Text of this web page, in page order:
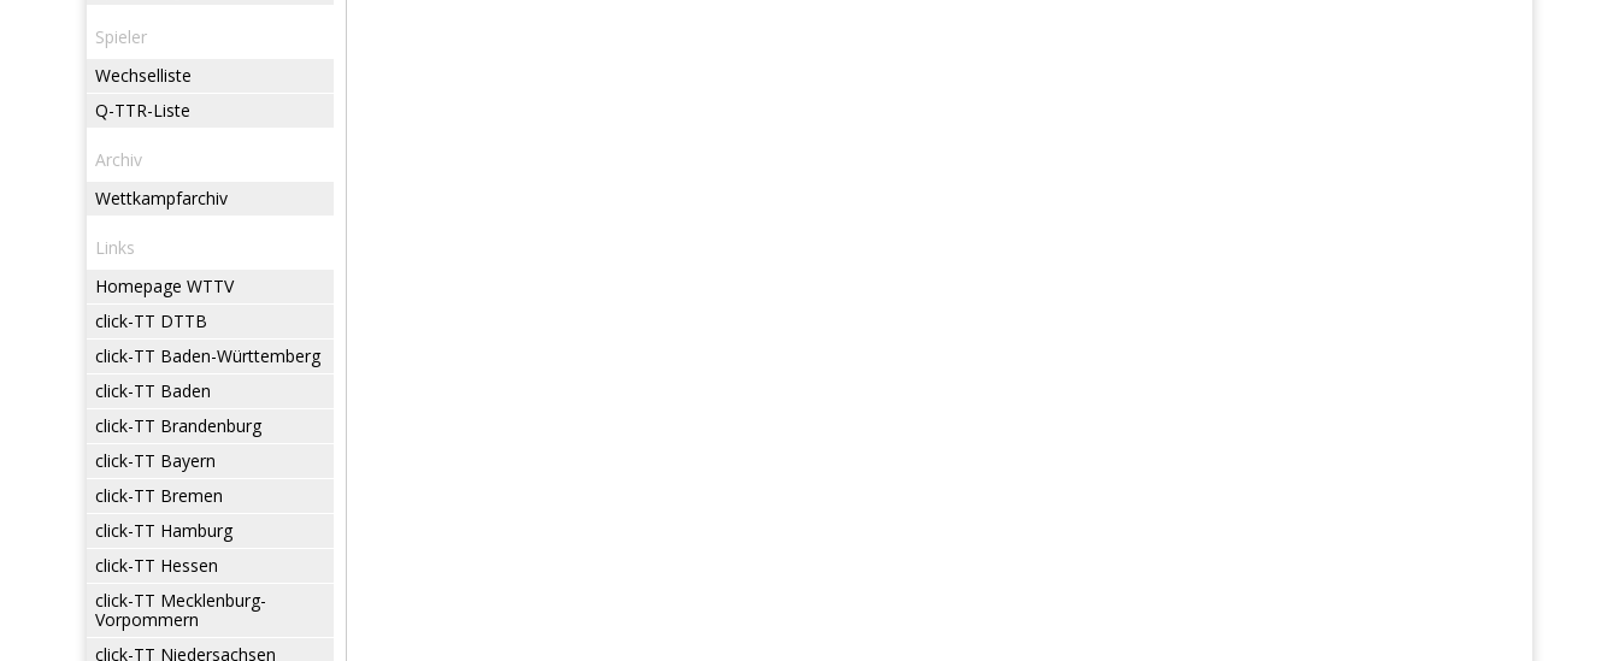
Spieler
Wechselliste
Q-TTR-Liste
Archiv
Wettkampfarchiv
Links
Homepage WTTV
click-TT DTTB
click-TT Baden-Württemberg
click-TT Baden
click-TT Brandenburg
click-TT Bayern
click-TT Bremen
click-TT Hamburg
click-TT Hessen
click-TT Mecklenburg-
Vorpommern
click-TT Niedersachsen